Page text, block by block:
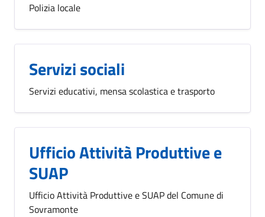
Polizia locale
Servizi sociali
Servizi educativi, mensa scolastica e trasporto
Ufficio Attività Produttive e
SUAP
Ufficio Attività Produttive e SUAP del Comune di
Sovramonte